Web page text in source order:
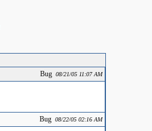
Bug 08/21/05 11:07 AM
Bug 08/22/05 02:16 AM